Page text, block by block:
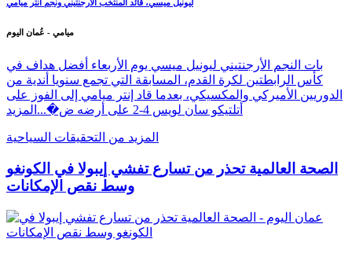
ليونيل ميسي، قائد المنتخب الأرجنتيني ونجم انتر ميامي
ميامي - عُمان اليوم
بات النجم الأرجنتيني ليونيل ميسي يوم الأربعاء أفضل هداف في
كأس الرابطتين لكرة القدم، المسابقة التي تجمع سنويا أندية من
الدوريين الأميركي والمكسيكي، بعدما قاد إنتر ميامي إلى الفوز على
أتلتيكو سان لويس 4-2 على أرضه ض�...
المزيد
المزيد من التحقيقات السياحية
الصحة العالمية تحذر من تسارع تفشي إيبولا في الكونغو
وسط نقص الإمكانات